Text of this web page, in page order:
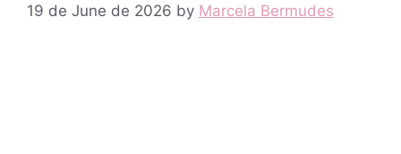
19 de June de 2026 by Marcela Bermudes